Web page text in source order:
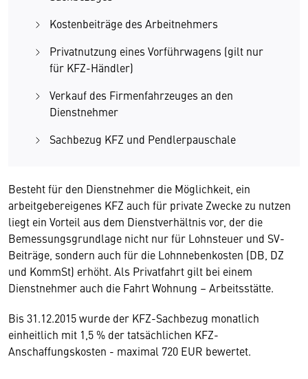
Kostenbeiträge des Arbeitnehmers
Privatnutzung eines Vorführwagens (gilt nur
für KFZ-Händler)
Verkauf des Firmenfahrzeuges an den
Dienstnehmer
Sachbezug KFZ und Pendlerpauschale
Besteht für den Dienstnehmer die Möglichkeit, ein
arbeitgebereigenes KFZ auch für private Zwecke zu nutzen
liegt ein Vorteil aus dem Dienstverhältnis vor, der die
Bemessungsgrundlage nicht nur für Lohnsteuer und SV-
Beiträge, sondern auch für die Lohnnebenkosten (DB, DZ
und KommSt) erhöht. Als Privatfahrt gilt bei einem
Dienstnehmer auch die Fahrt Wohnung – Arbeitsstätte.
Bis 31.12.2015 wurde der KFZ-Sachbezug monatlich
einheitlich mit 1,5 % der tatsächlichen KFZ-
Anschaffungskosten - maximal 720 EUR bewertet.